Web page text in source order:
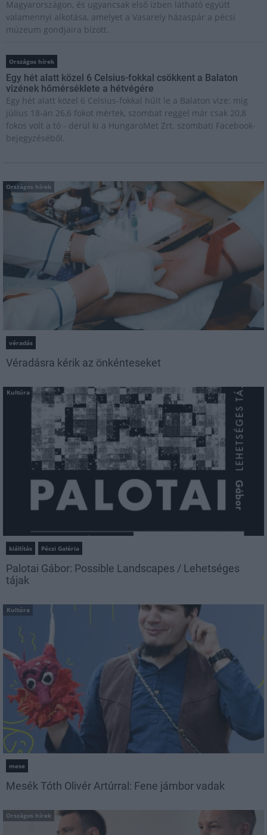
Magyarországon, és ugyancsak első ízben látható együtt
valamennyi alkotása, amelyet a Vasarely házaspár a pécsi
múzeum gondjaira bízott.
Országos hírek
Egy hét alatt közel 6 Celsius-fokkal csökkent a Balaton
vizének hőmérséklete a hétvégére
Egy hét alatt közel 6 Celsius-fokkal hűlt le a Balaton vize: míg
július 18-án 26,6 fokot mértek, szombat reggel már csak 20,8
fokos volt a tó - derül ki a HungaroMet Zrt. szombati Facebook-
bejegyzéséből.
Országos hírek
véradás
Véradásra kérik az önkénteseket
Kultúra
kiállítás Pécsi Galéria
Palotai Gábor: Possible Landscapes / Lehetséges
tájak
Kultúra
mese
Mesék Tóth Olivér Artúrral: Fene jámbor vadak
Országos hírek